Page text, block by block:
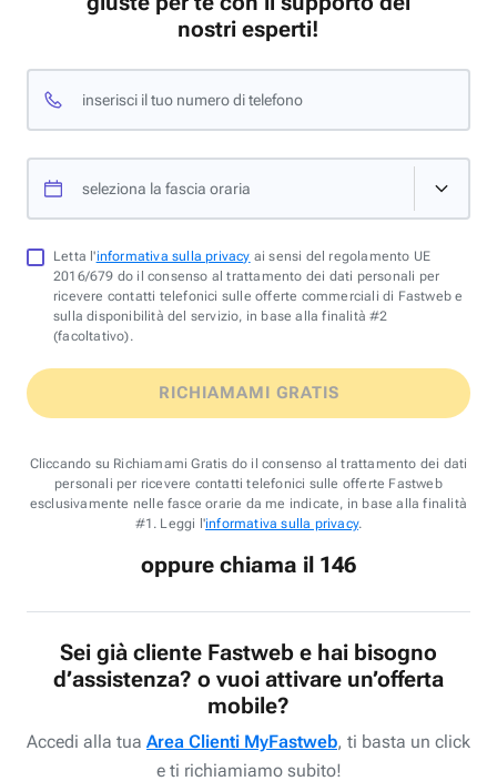
nostri esperti!
inserisci il tuo numero di telefono
seleziona la fascia oraria
Letta l'informativa sulla privacy ai sensi del regolamento UE
2016/679 do il consenso al trattamento dei dati personali per
ricevere contatti telefonici sulle offerte commerciali di Fastweb e
sulla disponibilità del servizio, in base alla finalità #2
(facoltativo).
RICHIAMAMI GRATIS
Cliccando su Richiamami Gratis do il consenso al trattamento dei dati
personali per ricevere contatti telefonici sulle offerte Fastweb
esclusivamente nelle fasce orarie da me indicate, in base alla finalità
#1. Leggi l'informativa sulla privacy.
oppure chiama il 146
Sei già cliente Fastweb e hai bisogno
d’assistenza? o vuoi attivare un’offerta
mobile?
Accedi alla tua Area Clienti MyFastweb, ti basta un click
e ti richiamiamo subito!